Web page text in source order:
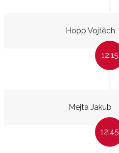
Hopp Vojtěch
12:15
Mejta Jakub
12:45